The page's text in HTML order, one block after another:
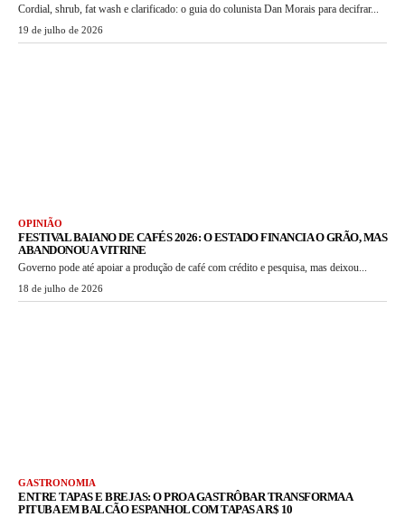
Cordial, shrub, fat wash e clarificado: o guia do colunista Dan Morais para decifrar...
19 de julho de 2026
OPINIÃO
FESTIVAL BAIANO DE CAFÉS 2026: O ESTADO FINANCIA O GRÃO, MAS
ABANDONOU A VITRINE
Governo pode até apoiar a produção de café com crédito e pesquisa, mas deixou...
18 de julho de 2026
GASTRONOMIA
ENTRE TAPAS E BREJAS: O PROA GASTRÔBAR TRANSFORMA A
PITUBA EM BALCÃO ESPANHOL COM TAPAS A R$ 10